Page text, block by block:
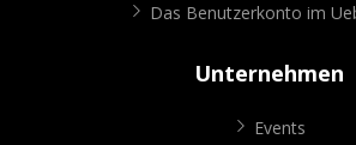
Das Benutzerkonto im
Unternehmen
Events